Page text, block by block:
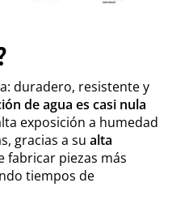
duradero, resistente y
de agua es casi nula
exposición a humedad
gracias a su alta
fabricar piezas más
tiempos de